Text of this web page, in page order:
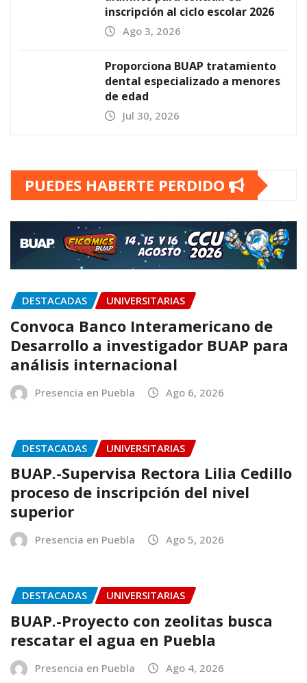
inscripción al ciclo escolar 2026
Ago 3, 2026
Proporciona BUAP tratamiento
dental especializado a menores
de edad
Jul 30, 2026
PUEDES HABERTE PERDIDO
DESTACADAS UNIVERSITARIAS
Convoca Banco Interamericano de
Desarrollo a investigador BUAP para
análisis internacional
Presencia en Puebla Ago 6, 2026
DESTACADAS UNIVERSITARIAS
BUAP.-Supervisa Rectora Lilia Cedillo
proceso de inscripción del nivel
superior
Presencia en Puebla Ago 5, 2026
DESTACADAS UNIVERSITARIAS
BUAP.-Proyecto con zeolitas busca
rescatar el agua en Puebla
Presencia en Puebla Ago 4, 2026